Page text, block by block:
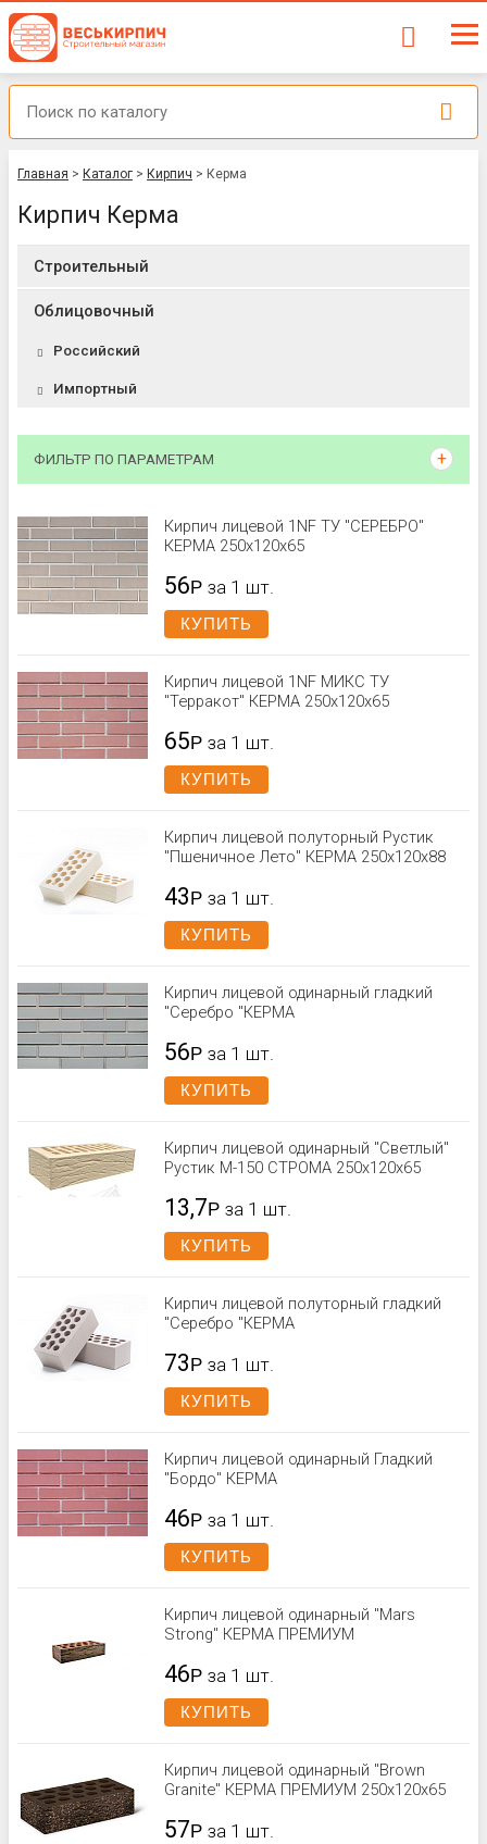
Главная > Каталог > Кирпич > Керма
Кирпич Керма
Строительный
Облицовочный
Российский
Импортный
ФИЛЬТР ПО ПАРАМЕТРАМ
Кирпич лицевой 1NF ТУ "СЕРЕБРО"
КЕРМА 250x120x65
56Р за 1 шт.
КУПИТЬ
Кирпич лицевой 1NF МИКС ТУ
"Терракот" КЕРМА 250х120х65
65Р за 1 шт.
КУПИТЬ
Кирпич лицевой полуторный Рустик
"Пшеничное Лето" КЕРМА 250x120x88
43Р за 1 шт.
КУПИТЬ
Кирпич лицевой одинарный гладкий
"Серебро "КЕРМА
56Р за 1 шт.
КУПИТЬ
Кирпич лицевой одинарный "Светлый"
Рустик М-150 СТРОМА 250x120x65
13,7Р за 1 шт.
КУПИТЬ
Кирпич лицевой полуторный гладкий
"Серебро "КЕРМА
73Р за 1 шт.
КУПИТЬ
Кирпич лицевой одинарный Гладкий
"Бордо" КЕРМА
46Р за 1 шт.
КУПИТЬ
Кирпич лицевой одинарный "Mars
Strong" КЕРМА ПРЕМИУМ
46Р за 1 шт.
КУПИТЬ
Кирпич лицевой одинарный "Brown
Granite" КЕРМА ПРЕМИУМ 250х120х65
57Р за 1 шт.